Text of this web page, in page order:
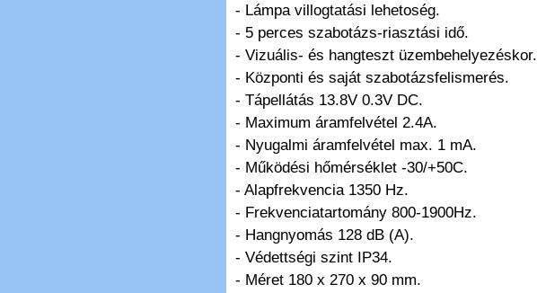
- Lámpa villogtatási lehetoség.
- 5 perces szabotázs-riasztási idő.
- Vizuális- és hangteszt üzembehelyezéskor.
- Központi és saját szabotázsfelismerés.
- Tápellátás 13.8V 0.3V DC.
- Maximum áramfelvétel 2.4A.
- Nyugalmi áramfelvétel max. 1 mA.
- Működési hőmérséklet -30/+50C.
- Alapfrekvencia 1350 Hz.
- Frekvenciatartomány 800-1900Hz.
- Hangnyomás 128 dB (A).
- Védettségi szint IP34.
- Méret 180 x 270 x 90 mm.